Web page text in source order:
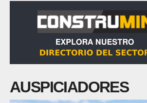
AUSPICIADORES